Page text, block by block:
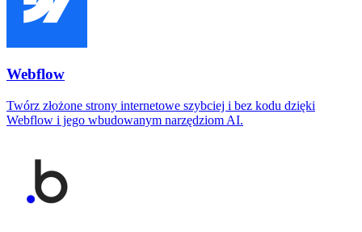
Webflow
Twórz złożone strony internetowe szybciej i bez kodu dzięki
Webflow i jego wbudowanym narzędziom AI.